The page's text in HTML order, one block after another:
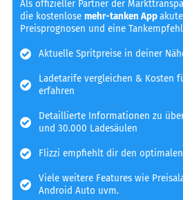
Als offizieller Partner der
die kostenlosemehr-tanken App
Preisprognosen und eine
Aktuelle Spritpreise in deiner
Ladetarife vergleichen & Kosten
erfahren
Detaillierte Informationen zu
und 30.000 Ladesäulen
Flizzi empfiehlt dir den
Viele weitere Features wie
Android Auto uvm.